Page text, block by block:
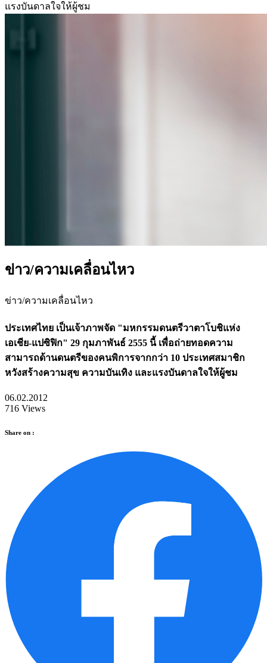
แรงบันดาลใจให้ผู้ชม
ข่าว/ความเคลื่อนไหว
ข่าว/ความเคลื่อนไหว
ประเทศไทย เป็นเจ้าภาพจัด "มหกรรมดนตรีวาตาโบชิแห่ง
เอเชีย-แปซิฟิก" 29 กุมภาพันธ์ 2555 นี้ เพื่อถ่ายทอดความ
สามารถด้านดนตรีของคนพิการจากกว่า 10 ประเทศสมาชิก
หวังสร้างความสุข ความบันเทิง และแรงบันดาลใจให้ผู้ชม
06.02.2012
716 Views
Share on :